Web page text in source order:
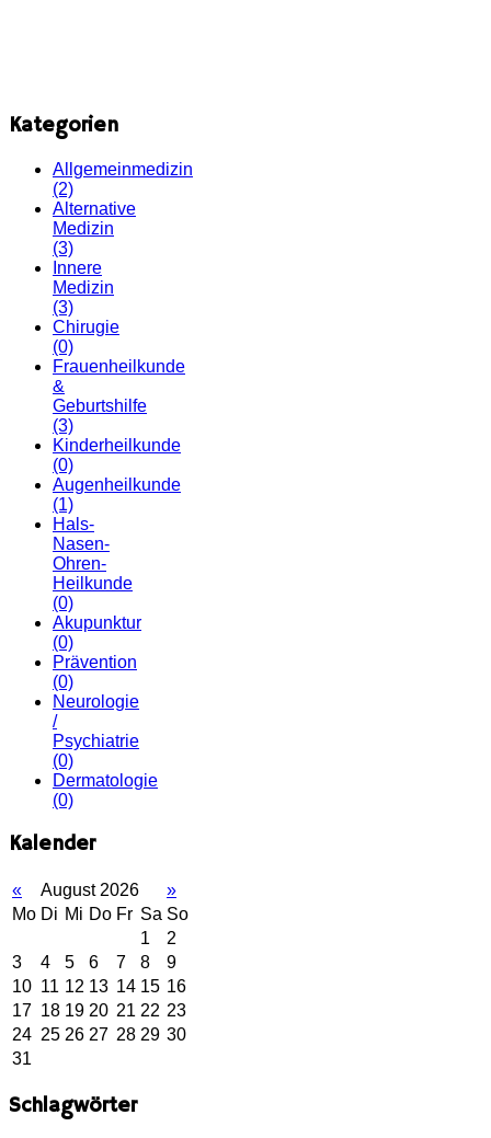
Kategorien
Allgemeinmedizin
(2)
Alternative
Medizin
(3)
Innere
Medizin
(3)
Chirugie
(0)
Frauenheilkunde
&
Geburtshilfe
(3)
Kinderheilkunde
(0)
Augenheilkunde
(1)
Hals-
Nasen-
Ohren-
Heilkunde
(0)
Akupunktur
(0)
Prävention
(0)
Neurologie
/
Psychiatrie
(0)
Dermatologie
(0)
Kalender
« August 2026
»
Mo Di Mi Do Fr Sa So
1
2
3
4 5 6 7 8
9
10 11 12 13 14 15 16
17 18 19 20 21 22 23
24 25 26 27 28 29 30
31
Schlagwörter